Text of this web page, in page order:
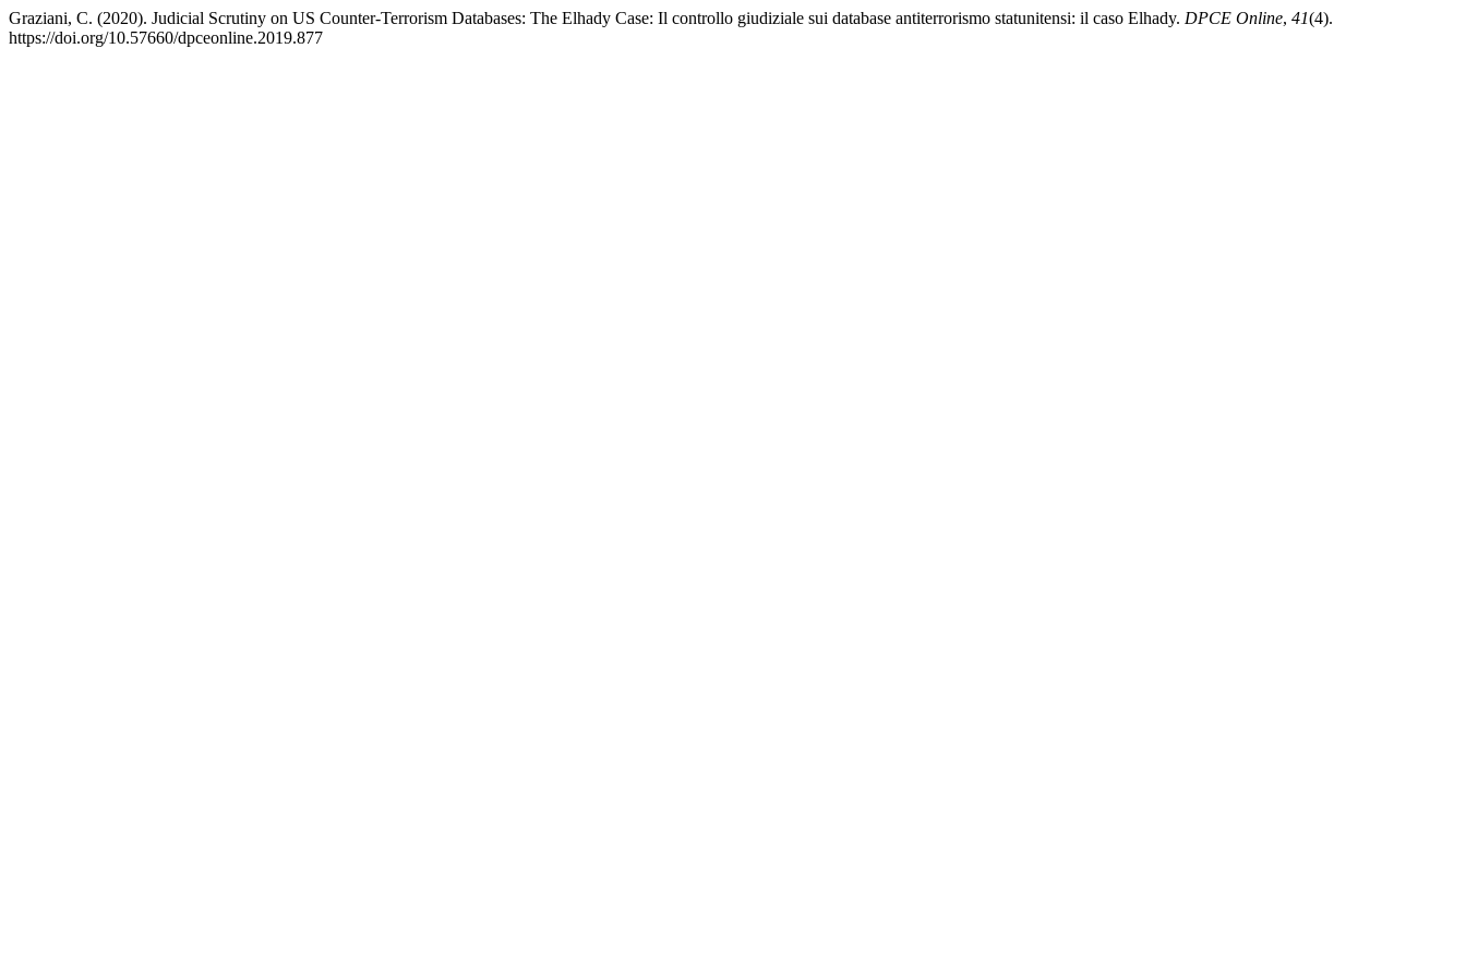
Graziani, C. (2020). Judicial Scrutiny on US Counter-Terrorism Databases: The Elhady Case: Il controllo giudiziale sui database antiterrorismo statunitensi: il caso Elhady. DPCE Online, 41(4).
https://doi.org/10.57660/dpceonline.2019.877